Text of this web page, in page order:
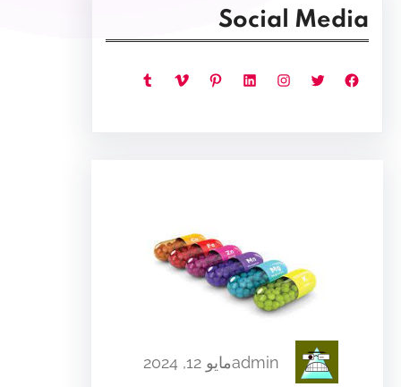
Social Media
فيسبوك تويتر إنستجرام لينكد إن بينتريست فيميو تمبلر
adminمايو 12, 2024